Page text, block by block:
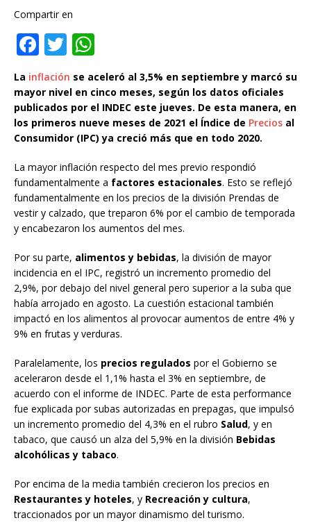
Compartir en
F
a
c
e
b
o
k
T
it
te
r
h
at
s
A
p
La inflación se aceleró al 3,5% en septiembre y marcó su
mayor nivel en cinco meses, según los datos oficiales
publicados por el INDEC este jueves. De esta manera, en
los primeros nueve meses de 2021 el Índice de Precios al
Consumidor (IPC) ya creció más que en todo 2020.
La mayor inflación respecto del mes previo respondió
fundamentalmente a factores estacionales. Esto se reflejó
fundamentalmente en los precios de la división Prendas de
vestir y calzado, que treparon 6% por el cambio de temporada
y encabezaron los aumentos del mes.
Por su parte, alimentos y bebidas, la división de mayor
incidencia en el IPC, registró un incremento promedio del
2,9%, por debajo del nivel general pero superior a la suba que
había arrojado en agosto. La cuestión estacional también
impactó en los alimentos al provocar aumentos de entre 4% y
9% en frutas y verduras.
Paralelamente, los precios regulados por el Gobierno se
aceleraron desde el 1,1% hasta el 3% en septiembre, de
acuerdo con el informe de INDEC. Parte de esta performance
fue explicada por subas autorizadas en prepagas, que impulsó
un incremento promedio del 4,3% en el rubro Salud, y en
tabaco, que causó un alza del 5,9% en la división Bebidas
alcohólicas y tabaco.
Por encima de la media también crecieron los precios en
Restaurantes y hoteles, y Recreación y cultura,
traccionados por un mayor dinamismo del turismo.